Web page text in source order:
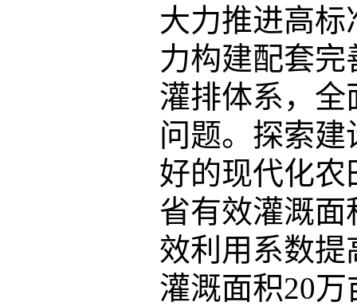
大力推进高
力构建配套
灌排体系，全
问题。探索
好的现代化农
省有效灌溉面
效利用系数提
灌溉面积20万